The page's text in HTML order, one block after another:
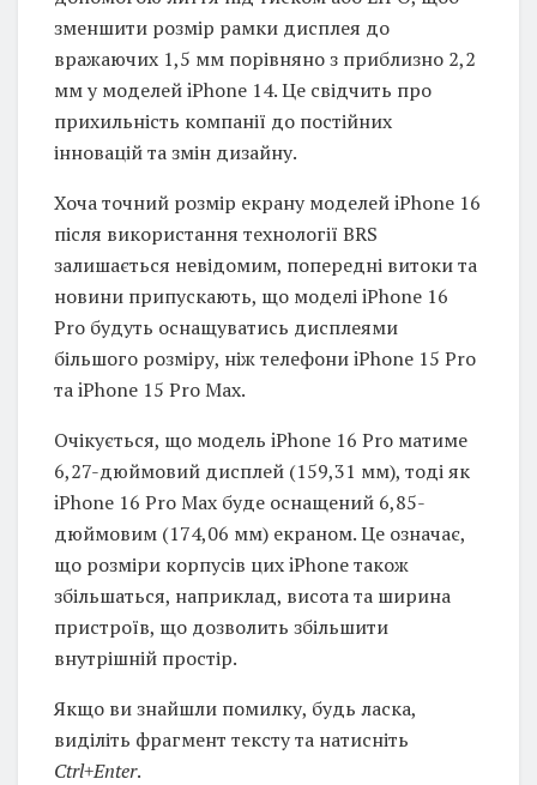
зменшити розмір рамки дисплея до
вражаючих 1,5 мм порівняно з приблизно 2,2
мм у моделей iPhone 14. Це свідчить про
прихильність компанії до постійних
інновацій та змін дизайну.
Хоча точний розмір екрану моделей iPhone 16
після використання технології BRS
залишається невідомим, попередні витоки та
новини припускають, що моделі iPhone 16
Pro будуть оснащуватись дисплеями
більшого розміру, ніж телефони iPhone 15 Pro
та iPhone 15 Pro Max.
Очікується, що модель iPhone 16 Pro матиме
6,27-дюймовий дисплей (159,31 мм), тоді як
iPhone 16 Pro Max буде оснащений 6,85-
дюймовим (174,06 мм) екраном. Це означає,
що розміри корпусів цих iPhone також
збільшаться, наприклад, висота та ширина
пристроїв, що дозволить збільшити
внутрішній простір.
Якщо ви знайшли помилку, будь ласка,
виділіть фрагмент тексту та натисніть
Ctrl+Enter.